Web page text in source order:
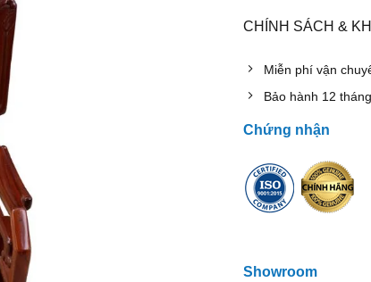
CHÍNH SÁCH &
Miễn phí vận
Bảo hành 12
Chứng nhận
Showroom